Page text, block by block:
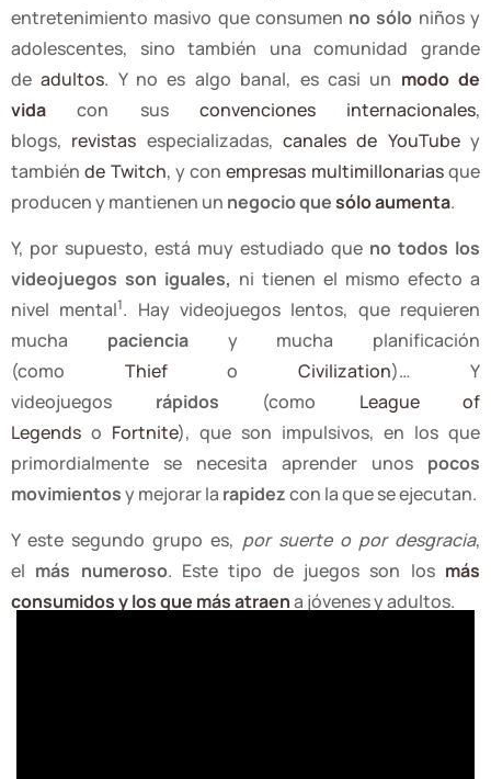
entretenimiento masivo que consumen no sólo niños y
adolescentes, sino también una comunidad grande
deadultos. Y no es algo banal, es casi un modo de
vida con sus convenciones internacionales,
blogs, revistas especializadas,canales de YouTubey
tambiénde Twitch, y conempresas multimillonariasque
producen y mantienen un negocio quesólo aumenta.
Y, por supuesto, está muy estudiado que no todos los
videojuegos son iguales, ni tienen el mismo efecto a
nivel mental1. Hay videojuegos lentos, que requieren
mucha pacienciay mucha planificación
(como Thiefo Civilization)… Y
videojuegos rápidos (como League of
Legends o Fortnite), que son impulsivos, en los que
primordialmente se necesita aprender unos pocos
movimientosy mejorar la rapidezcon la que se ejecutan.
Y este segundo grupo es, por suerte o por desgracia,
el más numeroso. Este tipo de juegos son los más
consumidos y los que más atraena jóvenes y adultos.